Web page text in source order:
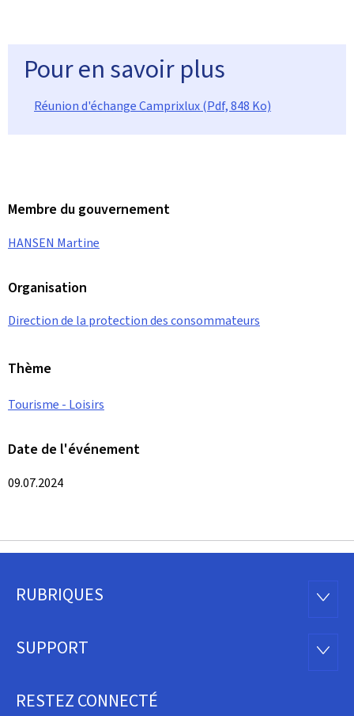
Pour en savoir plus
Réunion d'échange Camprixlux (Pdf, 848 Ko)
Membre du gouvernement
HANSEN Martine
Organisation
Direction de la protection des consommateurs
Thème
Tourisme - Loisirs
Date de l'événement
09.07.2024
Pied
page
RUBRIQUES
SUPPORT
RESTEZ CONNECTÉ